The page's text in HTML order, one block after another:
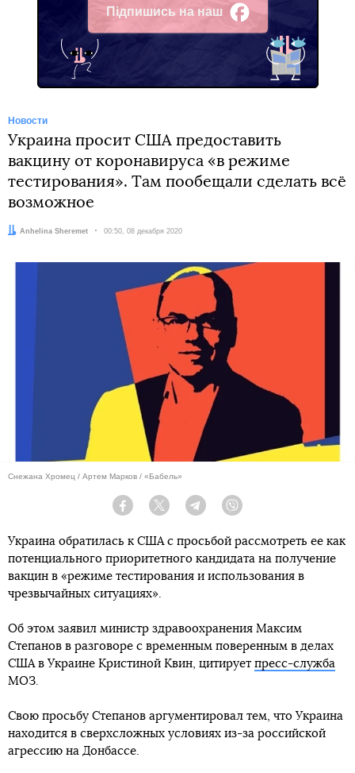
Підпишись на наш
Facebook
Новости
Украина просит США предоставить
вакцину от коронавируса «в режиме
тестирования». Там пообещали сделать всё
возможное
Автор:
Anhelina Sheremet Дата:
00:50, 08 декабря 2020
Снежана Хромец / Артем Марков / «Бабель»
Facebook Twitter Telegram
Украина обратилась к США с просьбой рассмотреть ее как
потенциального приоритетного кандидата на получение
вакцин в «режиме тестирования и использования в
чрезвычайных ситуациях».
Об этом заявил министр здравоохранения Максим
Степанов в разговоре с временным поверенным в делах
США в Украине Кристиной Квин, цитирует пресс-служба
МОЗ.
Свою просьбу Степанов аргументировал тем, что Украина
находится в сверхсложных условиях из-за российской
агрессию на Донбассе.